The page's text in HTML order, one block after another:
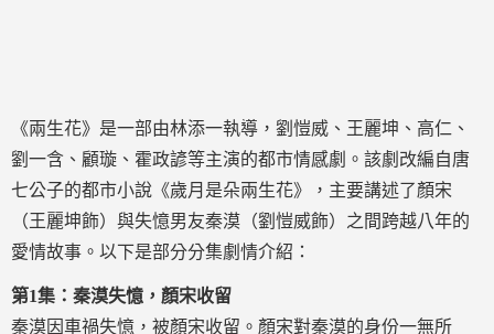
《兩生花》是一部由林添一執導，劉愷威、王麗坤、高仁、
劉一含、顧璇、霍政諺等主演的都市情感劇。該劇改編自唐
七公子的都市小說《歲月是朵兩生花》，主要講述了顏宋
（王麗坤飾）與失憶男友秦漠（劉愷威飾）之間跨越八年的
愛情故事。以下是部分分集劇情介紹：
第1集：秦漠失憶，顏宋收留
秦漠因車禍失憶，被顏宋收留。顏宋對秦漠的身份一無所